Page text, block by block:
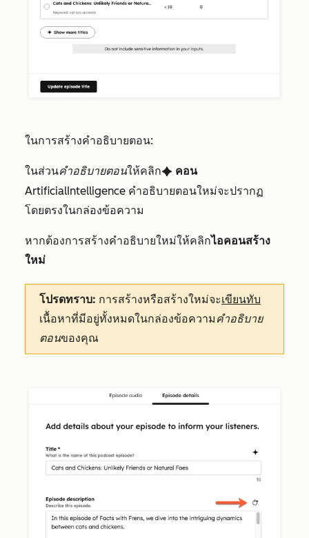
ในการสร้างคำอธิบายตอน:
ในส่วนคำอธิบายตอนให้คลิกartificialIntelligence คอน
ArtificialIntelligence คำอธิบายตอนใหม่จะปรากฏ
โดยตรงในกล่องข้อความ
หากต้องการสร้างคำอธิบายใหม่ให้คลิกไอคอนสร้าง
ใหม่
โปรดทราบ: การสร้างหรือสร้างใหม่จะเขียนทับ
เนื้อหาที่มีอยู่ทั้งหมดในกล่องข้อความ คำอธิบาย
ตอนของคุณ